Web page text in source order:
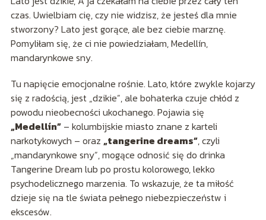
czas. Uwielbiam cię, czy nie widzisz, że jesteś dla mnie
stworzony? Lato jest gorące, ale bez ciebie marznę.
Pomyliłam się, że ci nie powiedziałam, Medellín,
mandarynkowe sny.
Tu napięcie emocjonalne rośnie. Lato, które zwykle kojarzy
się z radością, jest „dzikie”, ale bohaterka czuje chłód z
powodu nieobecności ukochanego. Pojawia się
„Medellín”– kolumbijskie miasto znane z karteli
narkotykowych – oraz „tangerine dreams”, czyli
„mandarynkowe sny”, mogące odnosić się do drinka
Tangerine Dream lub po prostu kolorowego, lekko
psychodelicznego marzenia. To wskazuje, że ta miłość
dzieje się na tle świata pełnego niebezpieczeństw i
ekscesów.